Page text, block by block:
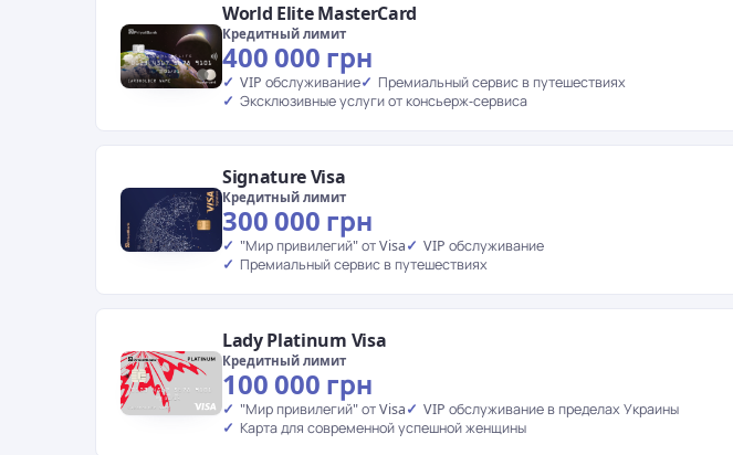
World Elite MasterCard
Кредитный лимит
400 000 грн
VIP обслуживание
Премиальный сервис в путешествиях
Эксклюзивные услуги от консьерж-сервиса
Signature Visa
Кредитный лимит
300 000 грн
"Мир привилегий" от Visa
VIP обслуживание
Премиальный сервис в путешествиях
Lady Platinum Visa
Кредитный лимит
100 000 грн
"Мир привилегий" от Visa
VIP обслуживание в пределах Украины
Карта для современной успешной женщины